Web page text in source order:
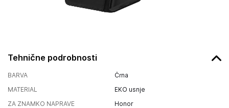
Tehnične podrobnosti
BARVA
Črna
MATERIAL
EKO usnje
ZA ZNAMKO NAPRAVE
Honor